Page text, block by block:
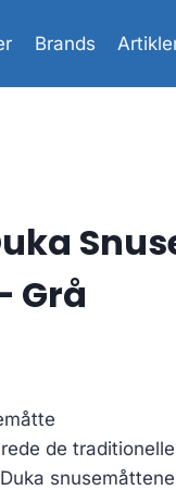
Brands
Grå
de